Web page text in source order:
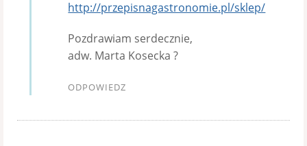
http://przepisnagastronomie.pl/sklep/
Pozdrawiam serdecznie,
adw. Marta Kosecka ?
ODPOWIEDZ